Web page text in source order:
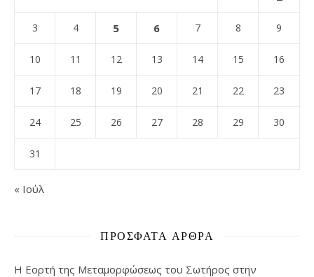
3 4 5 6 7 8 9
10 11 12 13 14 15 16
17 18 19 20 21 22 23
24 25 26 27 28 29 30
31
« Ιούλ
ΠΡΌΣΦΑΤΑ ΆΡΘΡΑ
Η Εορτή της Μεταμορφώσεως του Σωτήρος στην